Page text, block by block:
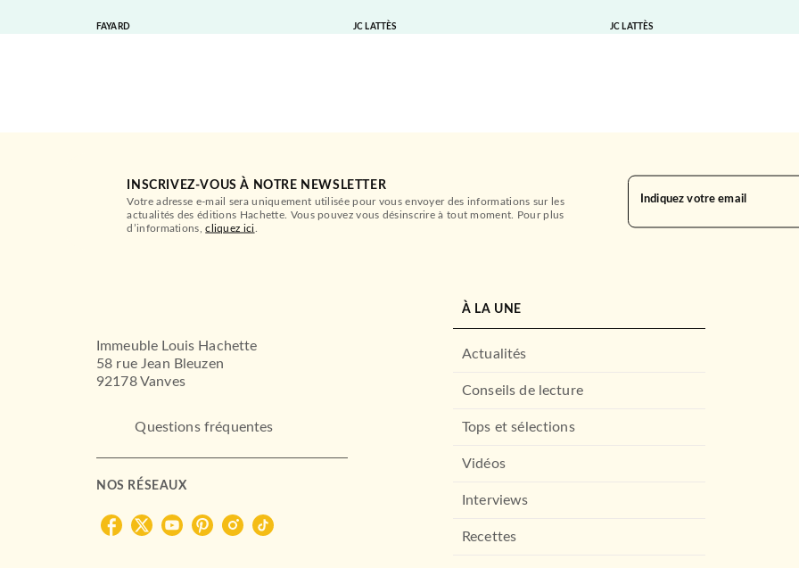
FAYARD JC LATTÈS JC LATTÈS
INSCRIVEZ-VOUS À NOTRE NEWSLETTER
Votre adresse e-mail sera uniquement utilisée pour vous envoyer des informations sur les
actualités des éditions Hachette. Vous pouvez vous désinscrire à tout moment. Pour plus
d’informations,cliquez ici
Indiquez votre email
Immeuble Louis Hachette
58 rue Jean Bleuzen
92178 Vanves
Questions fréquentes
NOS RÉSEAUX
À LA UNE
Actualités
Conseils de lecture
Tops et sélections
Vidéos
Interviews
Recettes